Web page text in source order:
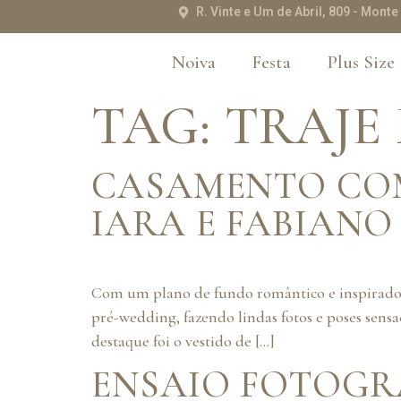
R. Vinte e Um de Abril, 809 -
Noiva Festa Plus Size
TAG:
CASAMENTO
IARA E FABIANO
Com um plano de fundo romântico e
pré-wedding, fazendo lindas fotos e poses
destaque foi o vestido de […]
ENSAIO